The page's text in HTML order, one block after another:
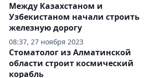
08:37, 27 ноября 2023
Между Казахстаном и
Узбекистаном начали строить
железную дорогу
Стоматолог из Алматинской
области строит космический
корабль